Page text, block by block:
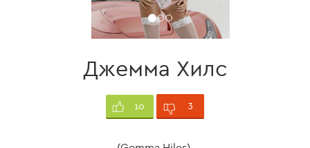
Джемма Хилс
10 3